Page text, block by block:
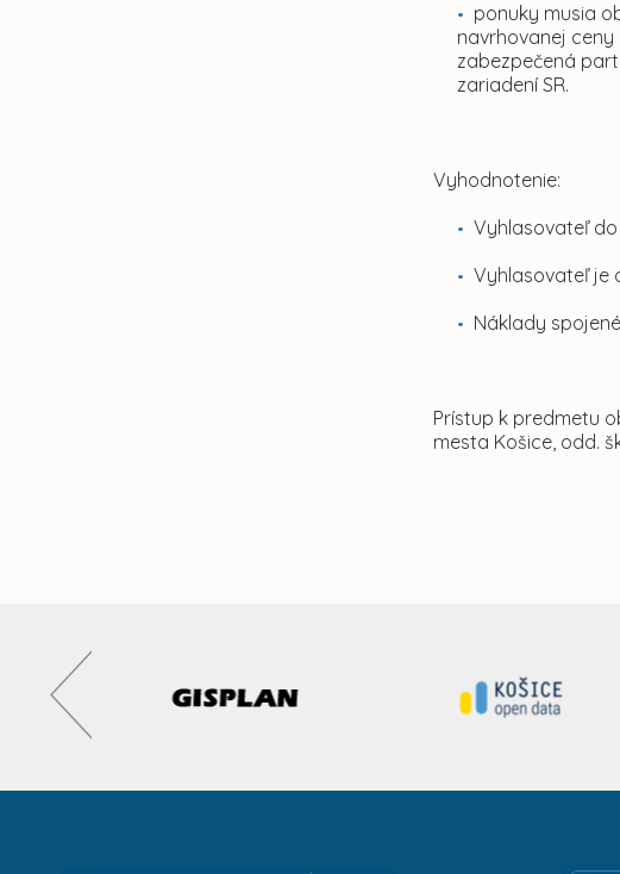
ponuky musia
navrhovanej
zabezpečená
zariadení SR.
Vyhodnotenie:
Vyhlasovateľ
Vyhlasovateľ je
Náklady
Prístup k predmetu
mesta Košice, odd.